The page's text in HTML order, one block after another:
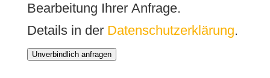
Bearbeitung Ihrer Anfrage.
Details in der Datenschutzerklärung.
Unverbindlich anfragen